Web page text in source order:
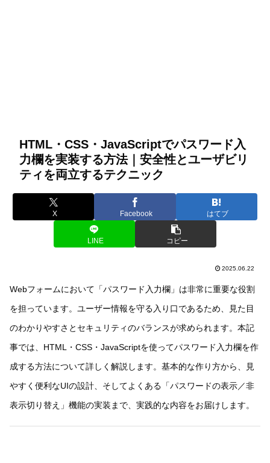
HTML・CSS・JavaScriptでパスワード入
力欄を実装する方法｜安全性とユーザビリ
ティを両立するテクニック
X Facebook はてブ
LINE コピー
2025.06.22
Webフォームにおいて「パスワード入力欄」は非常に重要な役割
を担っています。ユーザー情報を守る入り口であるため、見た目
のわかりやすさとセキュリティのバランスが求められます。本記
事では、HTML・CSS・JavaScriptを使ってパスワード入力欄を作
成する方法について詳しく解説します。基本的な作り方から、見
やすく便利なUIの設計、そしてよくある「パスワードの表示／非
表示切り替え」機能の実装まで、実践的な内容をお届けします。